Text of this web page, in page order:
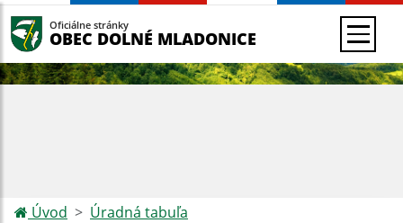
Oficiálne stránky
OBEC DOLNÉ MLADONICE
Úvod Úradná tabuľa